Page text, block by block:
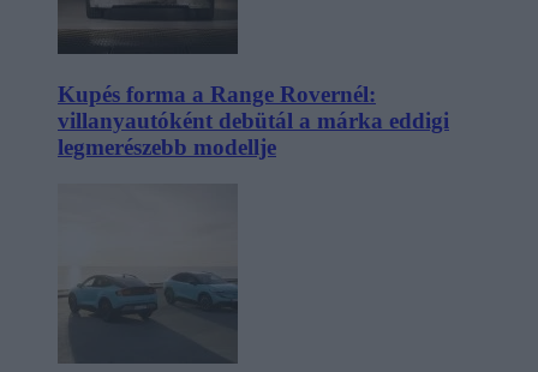
Kupés forma a Range Rovernél:
villanyautóként debütál a márka eddigi
legmerészebb modellje